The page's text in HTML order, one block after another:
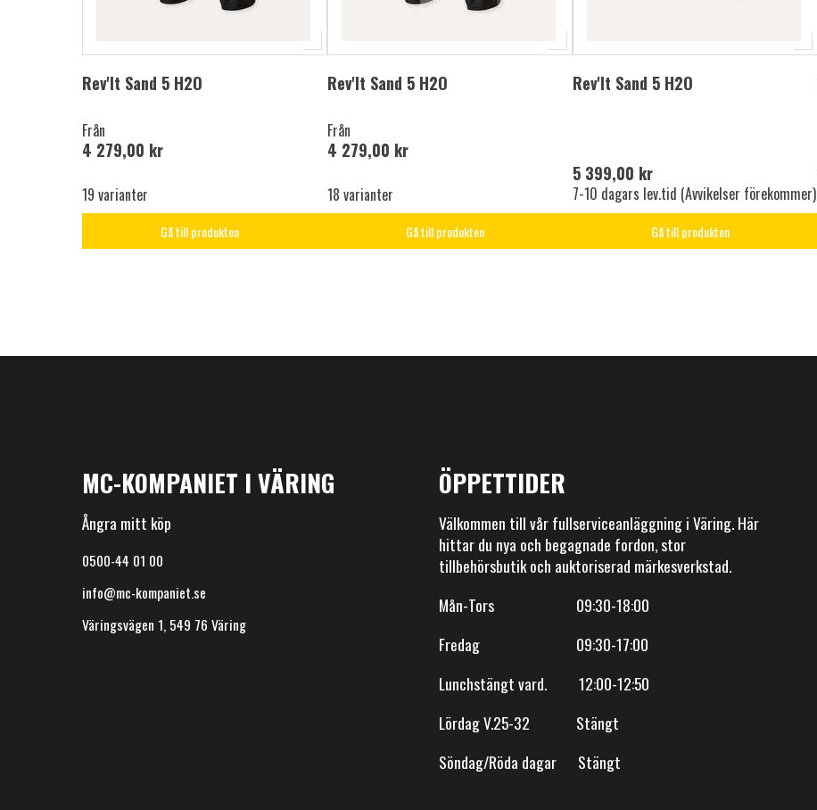
Rev'It Sand 5 H2O
Från
4 279,00 kr
19 varianter
Gå till produkten
Rev'It Sand 5 H2O
Från
4 279,00 kr
18 varianter
Gå till produkten
Rev'It Sand 5 H2O
5 399,00 kr
7-10 dagars lev.tid (Avvikelser förekommer)
Gå till produkten
MC-KOMPANIET I VÄRING
Ångra mitt köp
0500-44 01 00
info@mc-kompaniet.se
Väringsvägen 1, 549 76 Väring
ÖPPETTIDER
Välkommen till vår fullserviceanläggning i Väring. Här
hittar du nya och begagnade fordon, stor
tillbehörsbutik och auktoriserad märkesverkstad.
Mån-Tors 09:30-18:00
Fredag 09:30-17:00
Lunchstängt vard. 12:00-12:50
Lördag V.25-32 Stängt
Söndag/Röda dagar Stängt